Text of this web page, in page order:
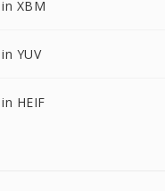
XBM
YUV
HEIF